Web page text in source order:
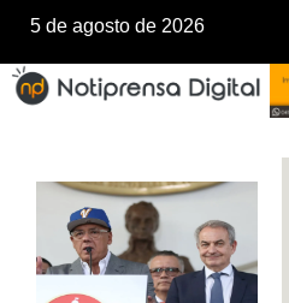
5 de agosto de 2026